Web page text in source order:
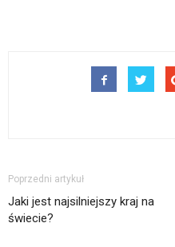
Poprzedni artykuł
Jaki jest najsilniejszy kraj na
świecie?